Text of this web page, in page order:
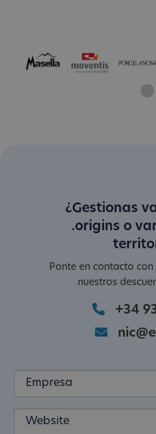
¿Gestionas
.origins o
Ponte en contacto
nuestros
+34